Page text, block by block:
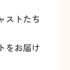
ストたち
をお届け